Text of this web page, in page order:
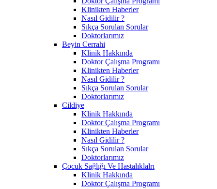
Klinikten Haberler
Nasıl Gidilir ?
Sıkça Sorulan Sorular
Doktorlarımız
Beyin Cerrahi
Klinik Hakkında
Doktor Çalışma Programı
Klinikten Haberler
Nasıl Gidilir ?
Sıkça Sorulan Sorular
Doktorlarımız
Cildiye
Klinik Hakkında
Doktor Çalışma Programı
Klinikten Haberler
Nasıl Gidilir ?
Sıkça Sorulan Sorular
Doktorlarımız
Çocuk Sağlığı Ve Hastalıklalrı
Klinik Hakkında
Doktor Çalışma Programı